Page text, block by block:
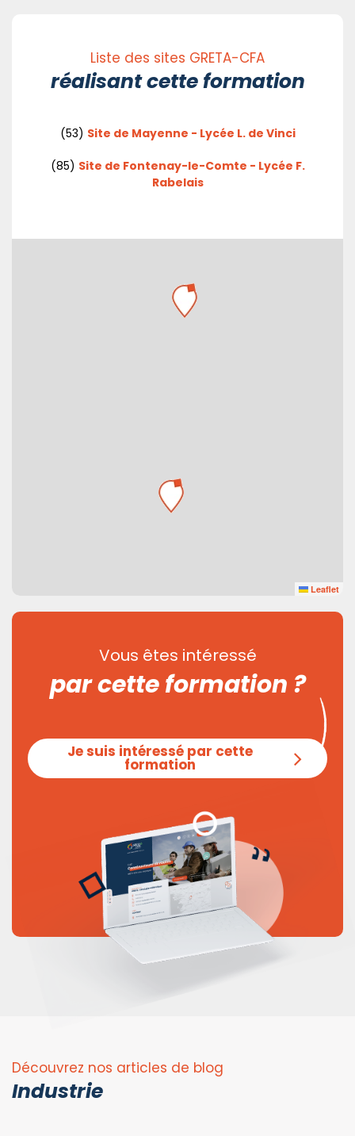
Liste des sites GRETA-CFA
réalisant cette formation
(53) Site de Mayenne - Lycée L. de Vinci
(85) Site de Fontenay-le-Comte - Lycée F.
Rabelais
Leaflet
Vous êtes intéressé
par cette formation ?
Je suis intéressé par cette
formation
Découvrez nos articles de blog
Industrie